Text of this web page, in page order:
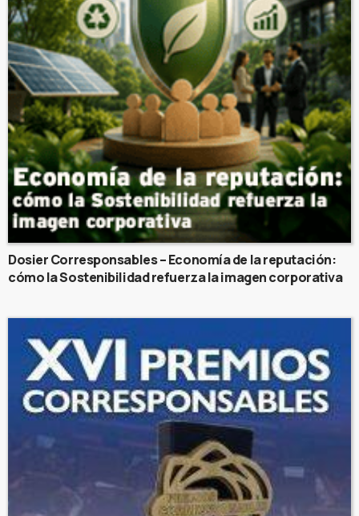
Dosier Corresponsables – Economía de la reputación:
cómo la Sostenibilidad refuerza la imagen corporativa